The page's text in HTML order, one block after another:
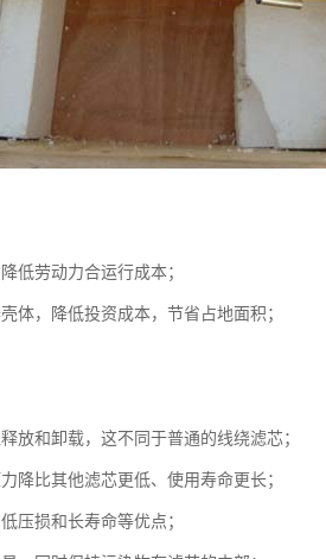
低劳动力合运行成本；
体，降低投资成本，节省占地面积；
放和卸载，这不同于普通的线绕滤芯；
降比其他滤芯更低、使用寿命更长；
压损和长寿命等优点；